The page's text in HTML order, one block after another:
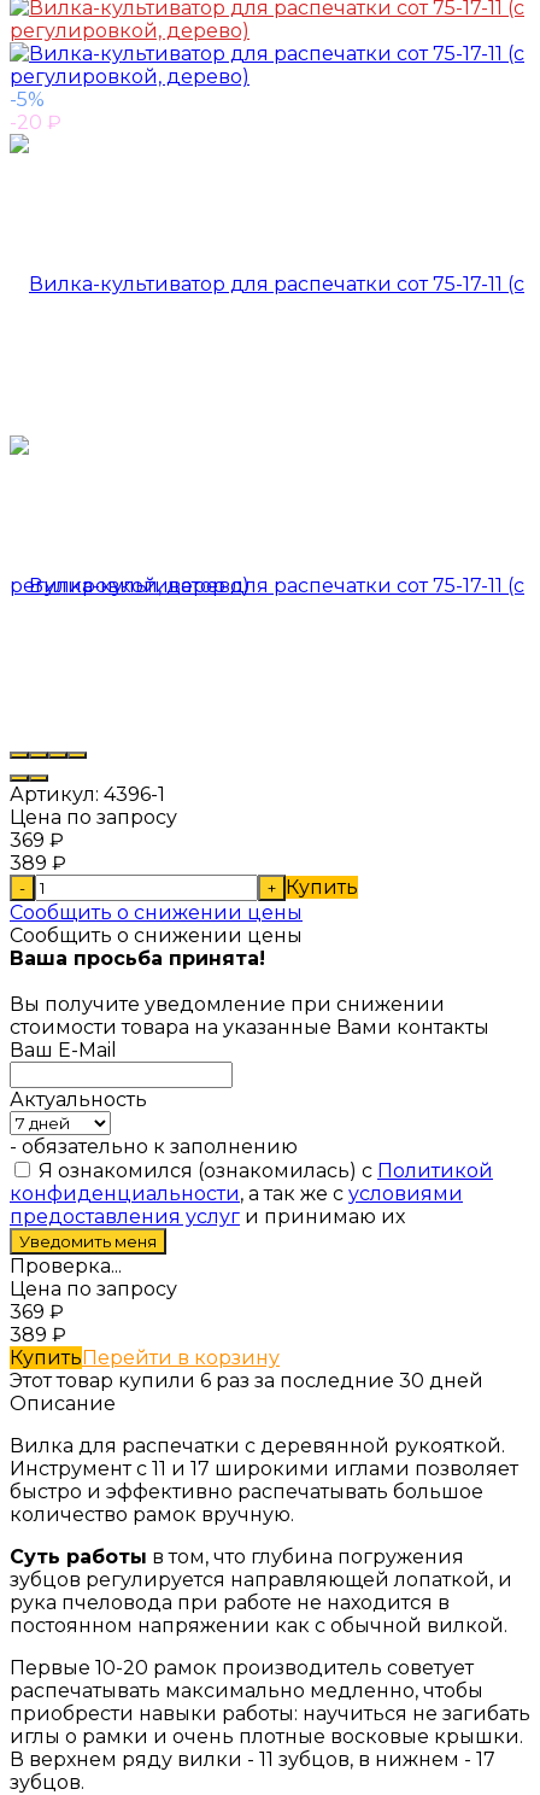
-5%
-20 ₽
Артикул: 4396-1
Цена по запросу
369 ₽
389 ₽
- + Купить
Сообщить о снижении цены
Сообщить о снижении цены
Ваша просьба принята!
Вы получите уведомление при снижении
стоимости товара на указанные Вами контакты
Ваш E-Mail
Актуальность
- обязательно к заполнению
Я ознакомился (ознакомилась) с Политикой
конфиденциальности, а так же с условиями
предоставления услуг и принимаю их
Проверка...
Цена по запросу
369 ₽
389 ₽
КупитьПерейти в корзину
Этот товар купили 6 раз за последние 30 дней
Описание
Вилка для распечатки с деревянной рукояткой.
Инструмент с 11 и 17 широкими иглами позволяет
быстро и эффективно распечатывать большое
количество рамок вручную.
Суть работы в том, что глубина погружения
зубцов регулируется направляющей лопаткой, и
рука пчеловода при работе не находится в
постоянном напряжении как с обычной вилкой.
Первые 10-20 рамок производитель советует
распечатывать максимально медленно, чтобы
приобрести навыки работы: научиться не загибать
иглы о рамки и очень плотные восковые крышки.
В верхнем ряду вилки - 11 зубцов, в нижнем - 17
зубцов.